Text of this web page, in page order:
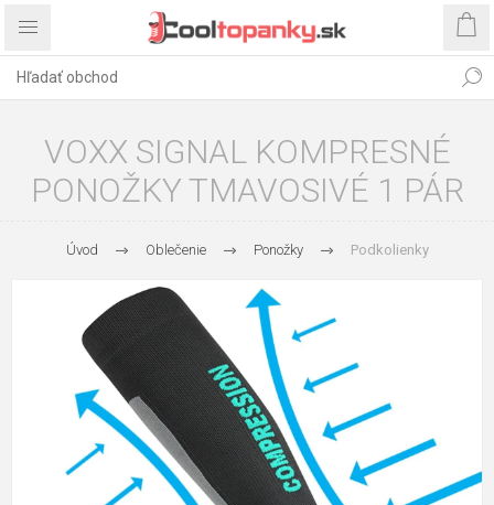
VOXX SIGNAL KOMPRESNÉ
PONOŽKY TMAVOSIVÉ 1 PÁR
Úvod Oblečenie Ponožky Podkolienky